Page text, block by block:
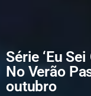
Série ‘Eu
No Verão
outubro